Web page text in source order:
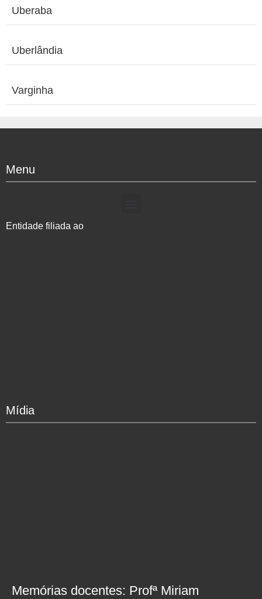
Uberaba
Uberlândia
Varginha
Menu
Entidade filiada ao
Mídia
Memórias docentes: Profª Miriam